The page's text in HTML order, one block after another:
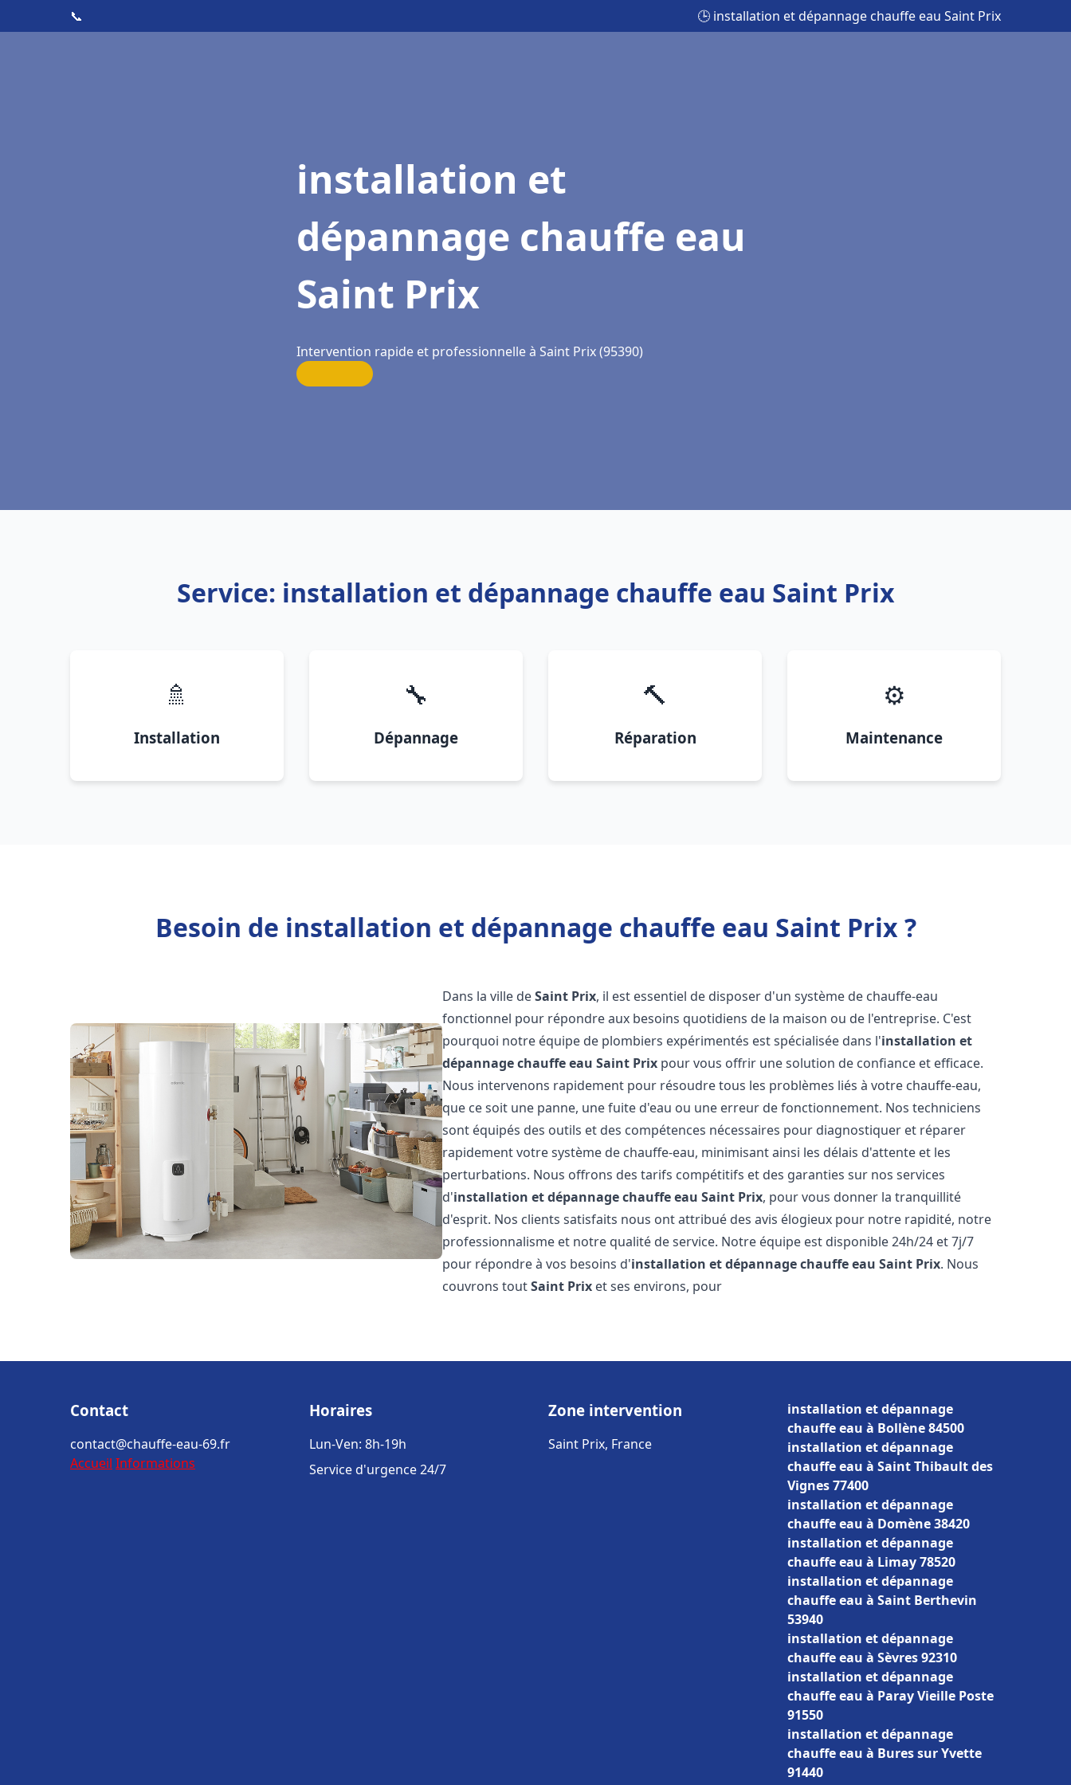
📞 🕒 installation et dépannage chauffe eau Saint Prix
installation et
dépannage chauffe eau
Saint Prix
Intervention rapide et professionnelle à Saint Prix (95390)
Service: installation et dépannage chauffe eau Saint Prix
🚿
Installation
🔧
Dépannage
🔨
Réparation
⚙️
Maintenance
Besoin de installation et dépannage chauffe eau Saint Prix ?
Dans la ville deSaint Prix, il est essentiel de disposer d'un système de chauffe-eau
fonctionnel pour répondre aux besoins quotidiens de la maison ou de l'entreprise. C'est
pourquoi notre équipe de plombiers expérimentés est spécialisée dans l'installation et
dépannage chauffe eau Saint Prix pour vous offrir une solution de confiance et efficace.
Nous intervenons rapidement pour résoudre tous les problèmes liés à votre chauffe-eau,
que ce soit une panne, une fuite d'eau ou une erreur de fonctionnement. Nos techniciens
sont équipés des outils et des compétences nécessaires pour diagnostiquer et réparer
rapidement votre système de chauffe-eau, minimisant ainsi les délais d'attente et les
perturbations. Nous offrons des tarifs compétitifs et des garanties sur nos services
d'installation et dépannage chauffe eau Saint Prix, pour vous donner la tranquillité
d'esprit. Nos clients satisfaits nous ont attribué des avis élogieux pour notre rapidité, notre
professionnalisme et notre qualité de service. Notre équipe est disponible 24h/24 et 7j/7
pour répondre à vos besoins d'installation et dépannage chauffe eau Saint Prix. Nous
couvrons toutSaint Prix et ses environs, pour
Contact
contact@chauffe-eau-69.fr
Accueil Informations
Horaires
Lun-Ven: 8h-19h
Service d'urgence 24/7
Zone intervention
Saint Prix, France
installation et dépannage
chauffe eau à Bollène 84500
installation et dépannage
chauffe eau à Saint Thibault des
Vignes 77400
installation et dépannage
chauffe eau à Domène 38420
installation et dépannage
chauffe eau à Limay 78520
installation et dépannage
chauffe eau à Saint Berthevin
53940
installation et dépannage
chauffe eau à Sèvres 92310
installation et dépannage
chauffe eau à Paray Vieille Poste
91550
installation et dépannage
chauffe eau à Bures sur Yvette
91440